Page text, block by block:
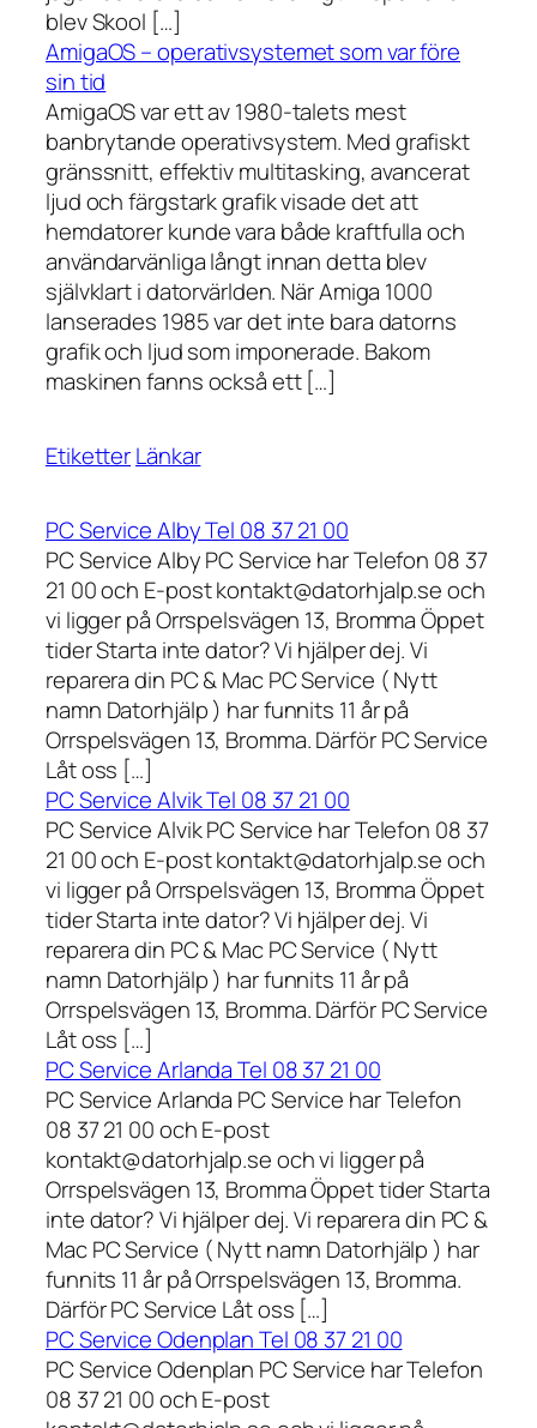
blev Skool […]
AmigaOS – operativsystemet som var före
sin tid
AmigaOS var ett av 1980-talets mest
banbrytande operativsystem. Med grafiskt
gränssnitt, effektiv multitasking, avancerat
ljud och färgstark grafik visade det att
hemdatorer kunde vara både kraftfulla och
användarvänliga långt innan detta blev
självklart i datorvärlden. När Amiga 1000
lanserades 1985 var det inte bara datorns
grafik och ljud som imponerade. Bakom
maskinen fanns också ett […]
EtiketterLänkar
PC Service Alby Tel 08 37 21 00
PC Service Alby PC Service har Telefon 08 37
21 00 och E-post kontakt@datorhjalp.se och
vi ligger på Orrspelsvägen 13, Bromma Öppet
tider Starta inte dator? Vi hjälper dej. Vi
reparera din PC & Mac PC Service ( Nytt
namn Datorhjälp ) har funnits 11 år på
Orrspelsvägen 13, Bromma. Därför PC Service
Låt oss […]
PC Service Alvik Tel 08 37 21 00
PC Service Alvik PC Service har Telefon 08 37
21 00 och E-post kontakt@datorhjalp.se och
vi ligger på Orrspelsvägen 13, Bromma Öppet
tider Starta inte dator? Vi hjälper dej. Vi
reparera din PC & Mac PC Service ( Nytt
namn Datorhjälp ) har funnits 11 år på
Orrspelsvägen 13, Bromma. Därför PC Service
Låt oss […]
PC Service Arlanda Tel 08 37 21 00
PC Service Arlanda PC Service har Telefon
08 37 21 00 och E-post
kontakt@datorhjalp.se och vi ligger på
Orrspelsvägen 13, Bromma Öppet tider Starta
inte dator? Vi hjälper dej. Vi reparera din PC &
Mac PC Service ( Nytt namn Datorhjälp ) har
funnits 11 år på Orrspelsvägen 13, Bromma.
Därför PC Service Låt oss […]
PC Service Odenplan Tel 08 37 21 00
PC Service Odenplan PC Service har Telefon
08 37 21 00 och E-post